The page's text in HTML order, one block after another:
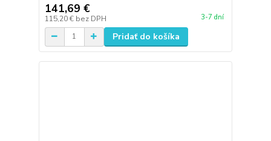
141,69 €
115,20 € bez DPH 3-7 dní
Pridať do košíka